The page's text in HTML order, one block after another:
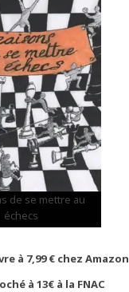
de se mettre au
échecs
à 7,99 € chez Amazon
à 13€ à la FNAC